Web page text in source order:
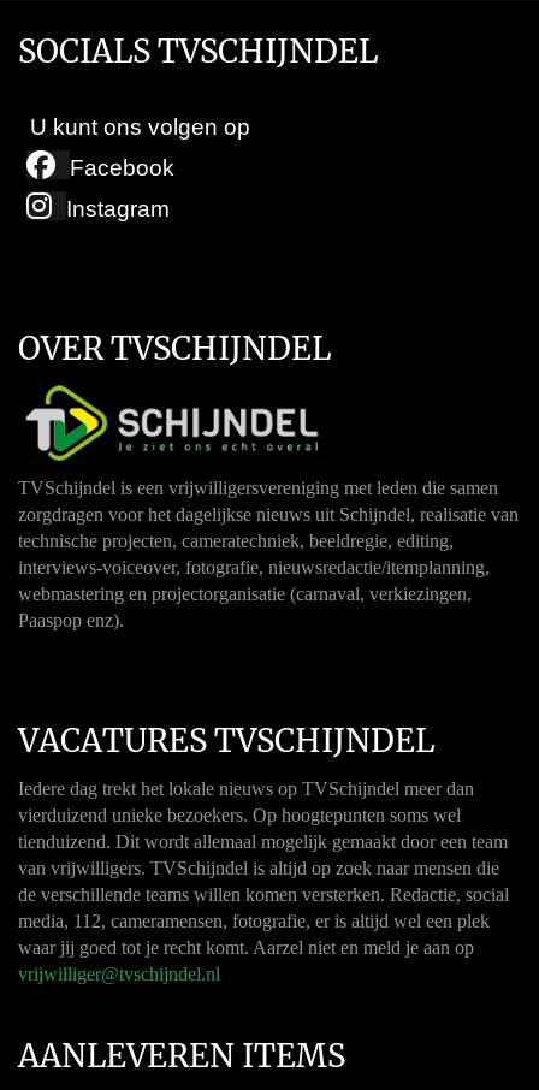
SOCIALS TVSCHIJNDEL
U kunt ons volgen op
Facebook
Instagram
OVER TVSCHIJNDEL
TVSchijndel is een vrijwilligersvereniging met leden die samen
zorgdragen voor het dagelijkse nieuws uit Schijndel, realisatie van
technische projecten, cameratechniek, beeldregie, editing,
interviews-voiceover, fotografie, nieuwsredactie/itemplanning,
webmastering en projectorganisatie (carnaval, verkiezingen,
Paaspop enz).
VACATURES TVSCHIJNDEL
Iedere dag trekt het lokale nieuws op TVSchijndel meer dan
vierduizend unieke bezoekers. Op hoogtepunten soms wel
tienduizend. Dit wordt allemaal mogelijk gemaakt door een team
van vrijwilligers. TVSchijndel is altijd op zoek naar mensen die
de verschillende teams willen komen versterken. Redactie, social
media, 112, cameramensen, fotografie, er is altijd wel een plek
waar jij goed tot je recht komt. Aarzel niet en meld je aan op
vrijwilliger@tvschijndel.nl
AANLEVEREN ITEMS